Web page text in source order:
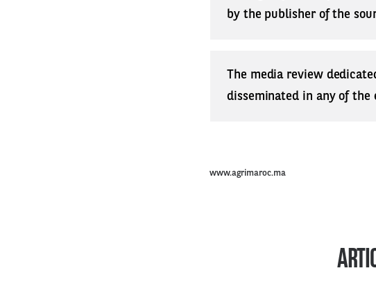
by the publisher of the
The media review
disseminated in any of
www.agrimaroc.ma